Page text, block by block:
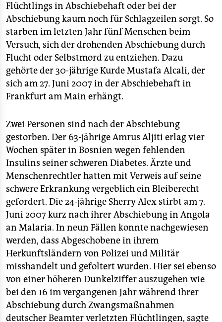
Flüchtlings in Abschiebehaft oder bei der
Abschiebung kaum noch für Schlagzeilen sorgt. So
starben im letzten Jahr fünf Menschen beim
Versuch, sich der drohenden Abschiebung durch
Flucht oder Selbstmord zu entziehen. Dazu
gehörte der 30-jährige Kurde Mustafa Alcali, der
sich am 27. Juni 2007 in der Abschiebehaft in
Frankfurt am Main erhängt.
Zwei Personen sind nach der Abschiebung
gestorben. Der 63-jährige Amrus Aljiti erlag vier
Wochen später in Bosnien wegen fehlenden
Insulins seiner schweren Diabetes. Ärzte und
Menschenrechtler hatten mit Verweis auf seine
schwere Erkrankung vergeblich ein Bleiberecht
gefordert. Die 24-jährige Sherry Alex stirbt am 7.
Juni 2007 kurz nach ihrer Abschiebung in Angola
an Malaria. In neun Fällen konnte nachgewiesen
werden, dass Abgeschobene in ihrem
Herkunftsländern von Polizei und Militär
misshandelt und gefoltert wurden. Hier sei ebenso
von einer höheren Dunkelziffer auszugehen wie
bei den 16 im vergangenen Jahr während ihrer
Abschiebung durch Zwangsmaßnahmen
deutscher Beamter verletzten Flüchtlingen, sagte